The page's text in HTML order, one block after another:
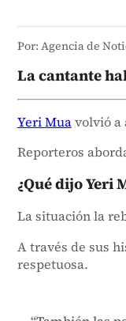
Por: Agencia de
La cantante
Yeri Muavolvió a
Reporteros
¿Qué dijo Yeri
La situación la
A través de sus
respetuosa.